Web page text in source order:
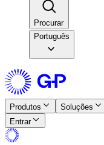
Procurar​​
Português
Produtos​​ Soluções​​
Entrar​​